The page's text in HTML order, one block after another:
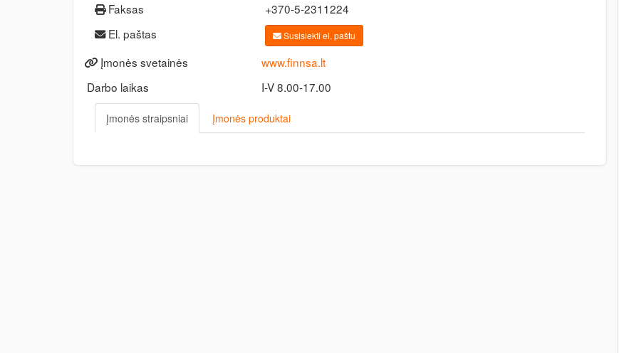
Faksas
+370-5-2311224
El. paštas
Susisiekti el. paštu
Įmonės svetainės
www.finnsa.lt
Darbo laikas
I-V 8.00-17.00
Įmonės straipsniai Įmonės produktai